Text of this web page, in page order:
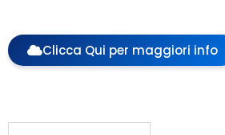
Clicca Qui per maggiori info